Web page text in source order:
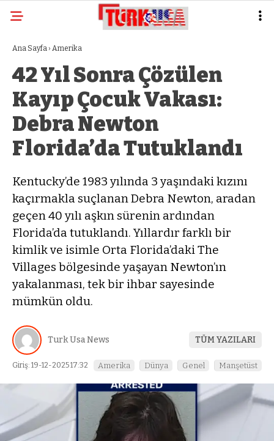
Ana Sayfa › Amerika
42 Yıl Sonra Çözülen
Kayıp Çocuk Vakası:
Debra Newton
Florida’da Tutuklandı
Kentucky’de 1983 yılında 3 yaşındaki kızını
kaçırmakla suçlanan Debra Newton, aradan
geçen 40 yılı aşkın sürenin ardından
Florida’da tutuklandı. Yıllardır farklı bir
kimlik ve isimle Orta Florida’daki The
Villages bölgesinde yaşayan Newton’ın
yakalanması, tek bir ihbar sayesinde
mümkün oldu.
Turk Usa News TÜM YAZILARI
Giriş: 19-12-2025 17:32 Amerika Dünya Genel Manşetüst